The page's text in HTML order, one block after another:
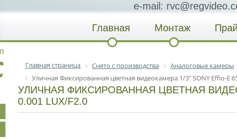
e-mail:
Главная Монтаж
Главная страница Снято с производства
Аналоговые камеры
Уличная Фиксированная цветная видеокамера 1/3" SONY Effio-E
УЛИЧНАЯ ФИКСИРОВАННАЯ ЦВЕТНАЯ
0.001 LUX/F2.0